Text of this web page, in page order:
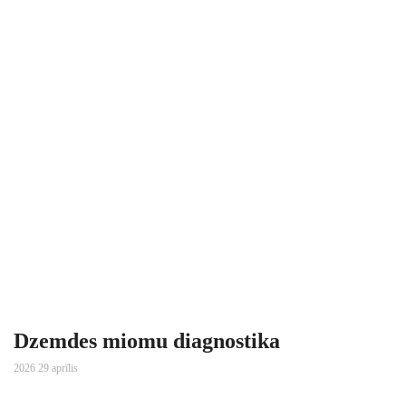
Dzemdes miomu diagnostika
2026 29 aprīlis